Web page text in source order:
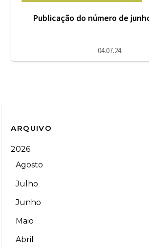
Publicação do número de
04.07.24
ARQUIVO
2026
Agosto
Julho
Junho
Maio
Abril